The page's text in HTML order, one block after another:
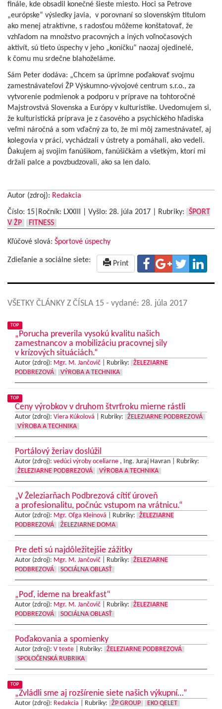
finále, kde obsadil konečné šieste miesto. Hoci sa Petrove
„európske“ výsledky javia, v porovnaní so slovenským titulom
ako menej atraktívne, s radosťou môžeme konštatovať, že
vzhľadom na množstvo pracovných a iných voľnočasových
aktivít, sú tieto úspechy v jeho „koníčku“ naozaj ojedinelé,
k čomu mu srdečne blahoželáme.
Sám Peter dodáva: „Chcem sa úprimne poďakovať svojmu
zamestnávateľovi ŽP Výskumno-vývojové centrum s.r.o., za
vytvorenie podmienok a podporu v príprave na tohtoročné
Majstrovstvá Slovenska a Európy v kulturistike. Uvedomujem si,
že kulturistická príprava je z časového a psychického hľadiska
veľmi náročná a som vďačný za to, že mi môj zamestnávateľ, aj
kolegovia v práci, vychádzali v ústrety a pomáhali, ako vedeli.
Ďakujem aj svojim fanúšikom, fanúšičkám a všetkým, ktorí mi
držali palce a povzbudzovali, ako sa len dalo.
Autor (zdroj): Redakcia
Číslo: 15|Ročník: LXXIII | Vyšlo: 28. júla 2017 Rubriky:
ŠPORT
V ŽP
FITNESS
Kľúčové slová: Športové úspechy
Zdieľanie a sociálne siete: Print
VŠETKY ČLÁNKY Z ČÍSLA 15 - vydané: 28. júla 2017
TOP
„Porucha preverila vysokú kvalitu našich
zamestnancov a mobilizáciu pracovnej sily
v krízových situáciách.“
Autor (zdroj): Mgr. M. Jančovič Rubriky:
ŽELEZIARNE
PODBREZOVÁ
VÝROBA A TECHNIKA
TOP
Ceny výrobkov v druhom štvrťroku mierne rástli
Autor (zdroj): Viera Kúkolová Rubriky:
ŽELEZIARNE PODBREZOVÁ
VÝROBA A TECHNIKA
Portálový žeriav doslúžil
Autor (zdroj): vedúci výroby oceliarne , Ing. Juraj Havran |
Rubriky:
ŽELEZIARNE PODBREZOVÁ
VÝROBA A TECHNIKA
„V Železiarňach Podbrezová cítiť úroveň
a profesionalitu, počnúc vstupom na vrátnicu.“
Autor (zdroj): Mgr. Oľga Kleinová Rubriky:
ŽELEZIARNE
PODBREZOVÁ
ŽELEZIARNE DOMA
Pre deti sú najdôležitejšie zážitky
Autor (zdroj): Mgr. M. Jančovič Rubriky:
ŽELEZIARNE
PODBREZOVÁ
SOCIÁLNA OBLASŤ
„Poď, ideme na breakfast“
Autor (zdroj): Mgr. M. Jančovič Rubriky:
ŽELEZIARNE
PODBREZOVÁ
SOCIÁLNA OBLASŤ
Poďakovania a spomienky
Autor (zdroj): V texte Rubriky:
ŽELEZIARNE PODBREZOVÁ
SPOLOČENSKÁ RUBRIKA
TOP
„Zvládli sme aj rozšírenie siete našich výkupní…“
Autor (zdroj): Redakcia Rubriky: ŽP GROUP EKO QELET